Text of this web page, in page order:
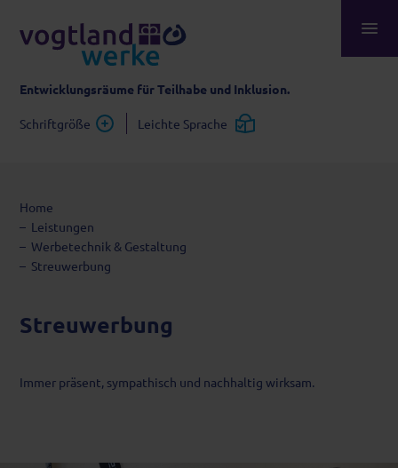
Entwicklungsräume für Teilhabe und Inklusion.
Schriftgröße Leichte Sprache
Home
Leistungen
Werbetechnik & Gestaltung
Streuwerbung
Streuwerbung
Immer präsent, sympathisch und nachhaltig wirksam.